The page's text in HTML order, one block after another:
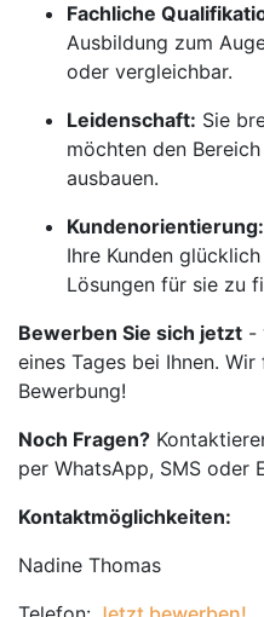
Fachliche
Ausbildung zum
oder vergleichbar.
Leidenschaft: Sie
möchten den
ausbauen.
Kundenorientierung:
Ihre Kunden
Lösungen für sie zu
Bewerben Sie sich jetzt -
eines Tages bei Ihnen.
Bewerbung!
Noch Fragen?
per WhatsApp, SMS oder
Kontaktmöglichkeiten:
Nadine Thomas